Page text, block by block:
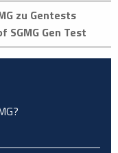
zu Gentests
Gen Test